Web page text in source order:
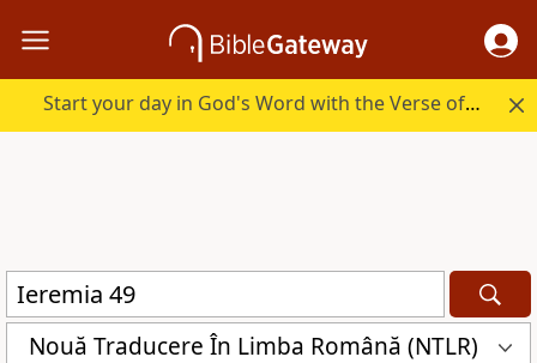
Start your day in God's Word with the Verse of the Day.
Nouă Traducere În Limba Română (NTLR)